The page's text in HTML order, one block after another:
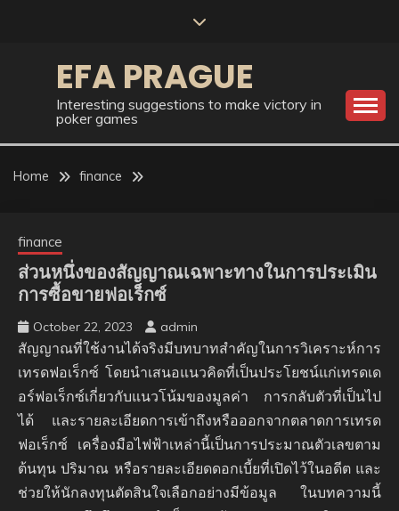
EFA PRAGUE
Interesting suggestions to make victory in
poker games
Home finance
finance
ส่วนหนึ่งของสัญญาณเฉพาะทางในการประเมิน
การซื้อขายฟอเร็กซ์
October 22, 2023 admin
สัญญาณที่ใช้งานได้จริงมีบทบาทสำคัญในการวิเคราะห์การ
เทรดฟอเร็กซ์ โดยนำเสนอแนวคิดที่เป็นประโยชน์แก่เทรดเด
อร์ฟอเร็กซ์เกี่ยวกับแนวโน้มของมูลค่า การกลับตัวที่เป็นไป
ได้ และรายละเอียดการเข้าถึงหรือออกจากตลาดการเทรด
ฟอเร็กซ์ เครื่องมือไฟฟ้าเหล่านี้เป็นการประมาณตัวเลขตาม
ต้นทุน ปริมาณ หรือรายละเอียดดอกเบี้ยที่เปิดไว้ในอดีต และ
ช่วยให้นักลงทุนตัดสินใจเลือกอย่างมีข้อมูล ในบทความนี้